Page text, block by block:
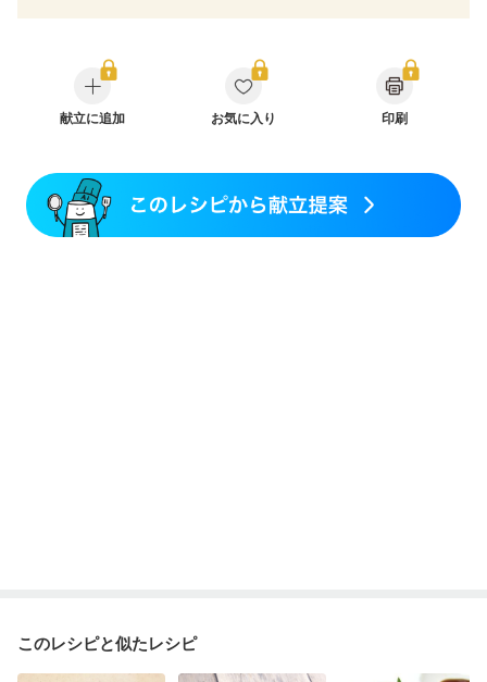
糖尿病性腎症（第１期）
糖尿病性腎症（第２期）
糖尿病性腎症（第３期）
CKD（ステージ１）
CKD（ステージ２）
乳がん（抗がん剤治療中）
味の感じ方が変わった
妊婦健診・体重増加が気になる（初期）
妊婦健診・血圧が気になる（初期）
献立に追加 お気に入り 印刷
このレシピと似たレシピ